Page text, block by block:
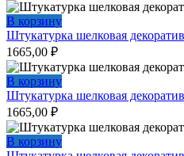
В корзину
Штукатурка шелковая
1665,00 ₽
В корзину
Штукатурка шелковая
1665,00 ₽
В корзину